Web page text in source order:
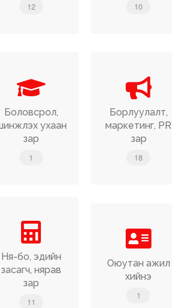
12
10
Боловсрол,
ухаан
зар
1
Борлуулалт,
маркетинг, PR
зар
18
Ня-бо, эдийн
засагч, нярав
зар
11
Оюутан ажил
хийнэ
1